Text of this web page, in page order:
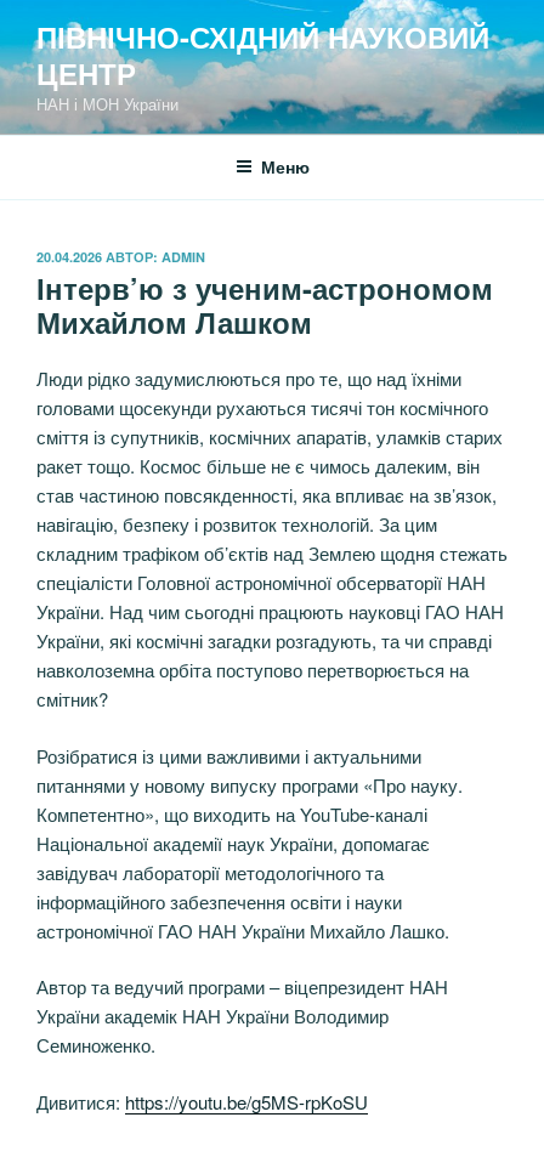
к
содержимому
ПІВНІЧНО-СХІДНИЙ НАУКОВИЙ
ЦЕНТР
НАН і МОН України
Меню
ОПУБЛИКОВАНО
20.04.2026 АВТОР: ADMIN
Інтерв’ю з ученим-астрономом
Михайлом Лашком
Люди рідко задумислюються про те, що над їхніми
головами щосекунди рухаються тисячі тон космічного
сміття із супутників, космічних апаратів, уламків старих
ракет тощо. Космос більше не є чимось далеким, він
став частиною повсякденності, яка впливає на зв’язок,
навігацію, безпеку і розвиток технологій. За цим
складним трафіком об’єктів над Землею щодня стежать
спеціалісти Головної астрономічної обсерваторії НАН
України. Над чим сьогодні працюють науковці ГАО НАН
України, які космічні загадки розгадують, та чи справді
навколоземна орбіта поступово перетворюється на
смітник?
Розібратися із цими важливими і актуальними
питаннями у новому випуску програми «Про науку.
Компетентно», що виходить на YouTube-каналі
Національної академії наук України, допомагає
завідувач лабораторії методологічного та
інформаційного забезпечення освіти і науки
астрономічної ГАО НАН України Михайло Лашко.
Автор та ведучий програми – віцепрезидент НАН
України академік НАН України Володимир
Семиноженко.
Дивитися: https://youtu.be/g5MS-rpKoSU